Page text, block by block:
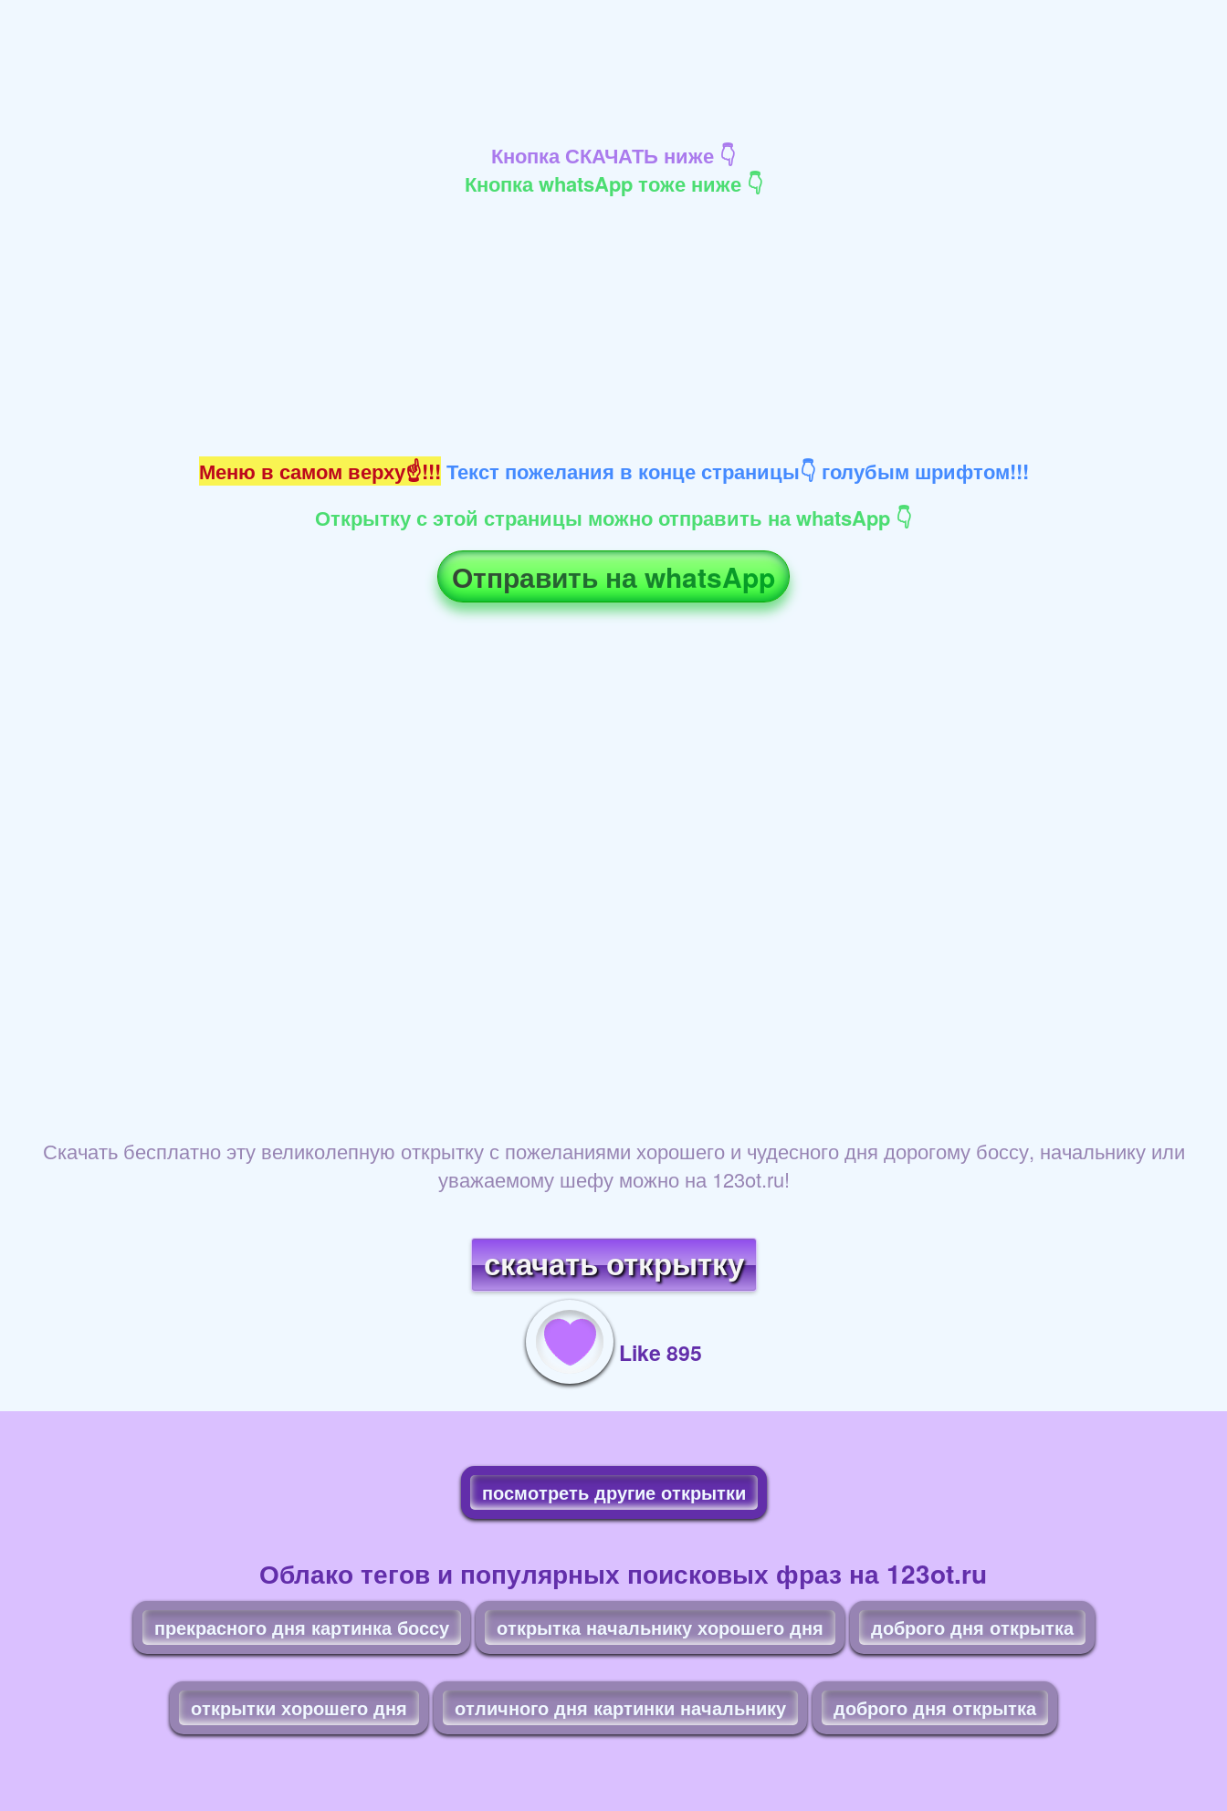
Кнопка СКАЧАТЬ ниже 👇
Кнопка whatsApp тоже ниже 👇
Меню в самом верху☝!!! Текст пожелания в конце страницы👇 голубым шрифтом!!!
Открытку с этой страницы можно отправить на whatsApp 👇
Отправить на whatsApp
Скачать бесплатно эту великолепную открытку с пожеланиями хорошего и чудесного дня дорогому боссу, начальнику или
уважаемому шефу можно на 123ot.ru!
скачать открытку
Like 895
посмотреть другие открытки
Облако тегов и популярных поисковых фраз на 123ot.ru
прекрасного дня картинка боссу открытка начальнику хорошего дня доброго дня открытка
открытки хорошего дня отличного дня картинки начальнику доброго дня открытка